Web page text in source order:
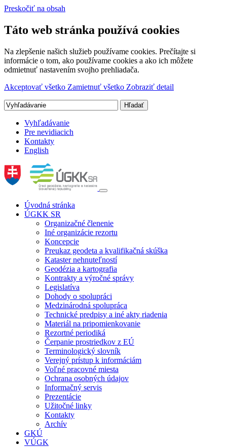
Preskočiť na obsah
Táto web stránka používá cookies
Na zlepšenie našich služieb používame cookies. Prečítajte si
informácie o tom, ako používame cookies a ako ich môžete
odmietnuť nastavením svojho prehliadača.
Akceptovať všetko Zamietnuť všetko Zobraziť detail
Vyhľadávanie
Pre nevidiacich
Kontakty
English
Úvodná stránka
ÚGKK SR
Organizačné členenie
Iné organizácie rezortu
Koncepcie
Preukaz geodeta a kvalifikačná skúška
Kataster nehnuteľností
Geodézia a kartografia
Kontrakty a výročné správy
Legislatíva
Dohody o spolupráci
Medzinárodná spolupráca
Technické predpisy a iné akty riadenia
Materiál na pripomienkovanie
Rezortné periodiká
Čerpanie prostriedkov z EÚ
Terminologický slovník
Verejný prístup k informáciám
Voľné pracovné miesta
Ochrana osobných údajov
Informačný servis
Prezentácie
Užitočné linky
Kontakty
Archív
GKÚ
VÚGK